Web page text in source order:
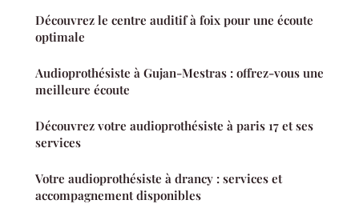
Découvrez le centre auditif à foix pour une écoute
optimale
Audioprothésiste à Gujan-Mestras : offrez-vous une
meilleure écoute
Découvrez votre audioprothésiste à paris 17 et ses
services
Votre audioprothésiste à drancy : services et
accompagnement disponibles